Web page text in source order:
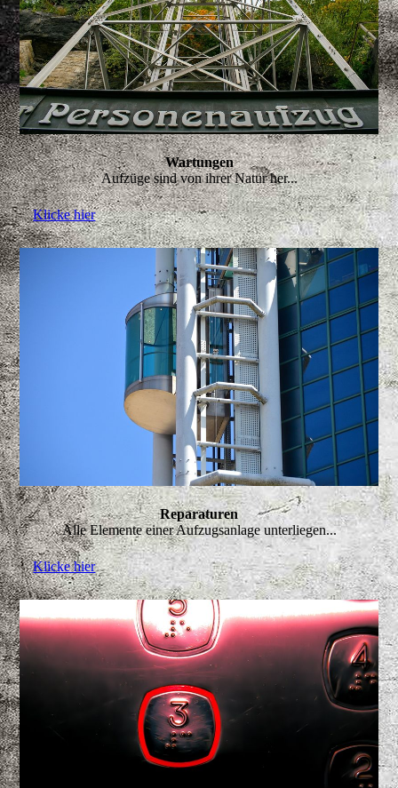
Wartungen
Aufzüge sind von ihrer Natur her...
Klicke hier
Reparaturen
Alle Elemente einer Aufzugsanlage unterliegen...
Klicke hier